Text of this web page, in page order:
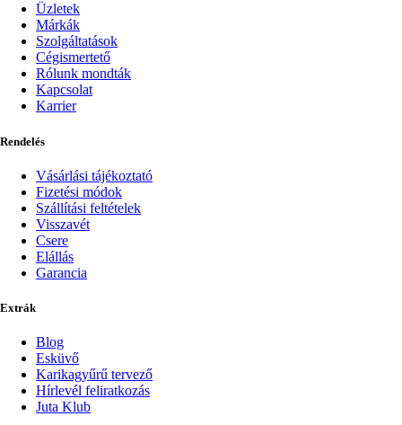
Üzletek
Márkák
Szolgáltatások
Cégismertető
Rólunk mondták
Kapcsolat
Karrier
Rendelés
Vásárlási tájékoztató
Fizetési módok
Szállítási feltételek
Visszavét
Csere
Elállás
Garancia
Extrák
Blog
Esküvő
Karikagyűrű tervező
Hírlevél feliratkozás
Juta Klub